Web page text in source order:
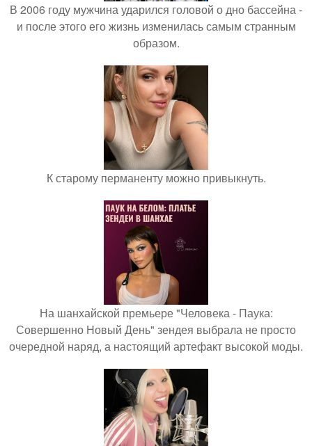
В 2006 году мужчина ударился головой о дно бассейна -
и после этого его жизнь изменилась самым странным
образом.
К старому перманенту можно привыкнуть.
На шанхайской премьере "Человека - Паука:
Совершенно Новый День" зендея выбрала не просто
очередной наряд, а настоящий артефакт высокой моды.